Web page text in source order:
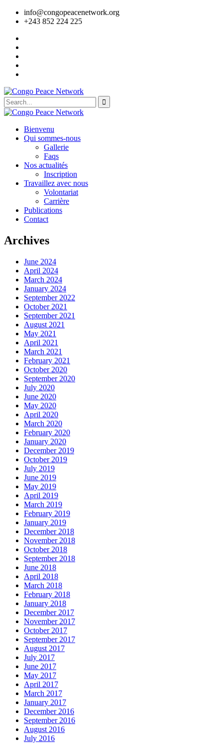
info@congopeacenetwork.org
+243 852 224 225
Bienvenu
Qui sommes-nous
Gallerie
Faqs
Nos actualités
Inscription
Travaillez avec nous
Volontariat
Carrière
Publications
Contact
Archives
June 2024
April 2024
March 2024
January 2024
September 2022
October 2021
September 2021
August 2021
May 2021
April 2021
March 2021
February 2021
October 2020
September 2020
July 2020
June 2020
May 2020
April 2020
March 2020
February 2020
January 2020
December 2019
October 2019
July 2019
June 2019
May 2019
April 2019
March 2019
February 2019
January 2019
December 2018
November 2018
October 2018
September 2018
June 2018
April 2018
March 2018
February 2018
January 2018
December 2017
November 2017
October 2017
September 2017
August 2017
July 2017
June 2017
May 2017
April 2017
March 2017
January 2017
December 2016
September 2016
August 2016
July 2016